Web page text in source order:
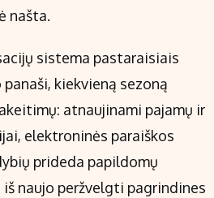
našta.
sistema pastaraisiais
kiekvieną sezoną
atnaujinami pajamų ir
elektroninės paraiškos
prideda papildomų
naujo peržvelgti pagrindines